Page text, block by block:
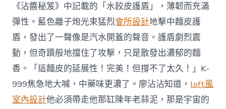
《沾醬秘笈》中記載的「水餃皮護盾」，薄韌而充滿
彈性。藍色離子炮光束猛烈會所設計地擊中麵皮護
盾，發出了一聲像是汽水開蓋的聲音。護盾劇烈震
動，但奇蹟般地擋住了攻擊，只是散發出濃郁的麵
香。「這麵皮的延展性！完美！但撐不了太久！」K-
999焦急地大喊，中藥味更濃了。廖沾沾知道， loft風
室內設計他必須帶走他那缸陳年老蒜泥，那是宇宙的